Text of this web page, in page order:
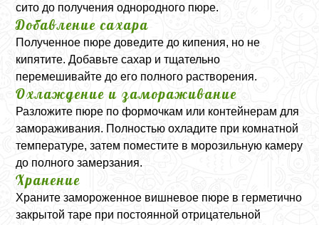
сито до получения однородного пюре.
Добавление сахара
Полученное пюре доведите до кипения, но не
кипятите. Добавьте сахар и тщательно
перемешивайте до его полного растворения.
Охлаждение и замораживание
Разложите пюре по формочкам или контейнерам для
замораживания. Полностью охладите при комнатной
температуре, затем поместите в морозильную камеру
до полного замерзания.
Хранение
Храните замороженное вишневое пюре в герметично
закрытой таре при постоянной отрицательной